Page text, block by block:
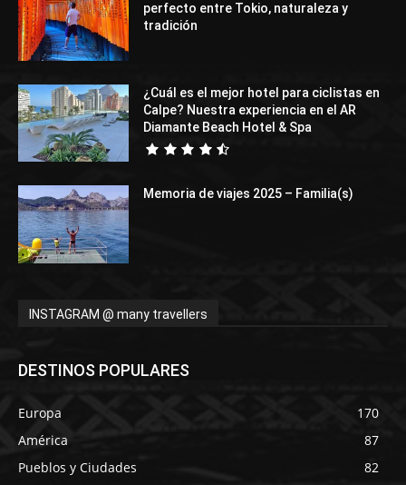
perfecto entre Tokio, naturaleza y
tradición
¿Cuál es el mejor hotel para ciclistas en
Calpe? Nuestra experiencia en el AR
Diamante Beach Hotel & Spa
Memoria de viajes 2025 – Familia(s)
INSTAGRAM @ many travellers
DESTINOS POPULARES
Europa
170
América
87
Pueblos y Ciudades
82